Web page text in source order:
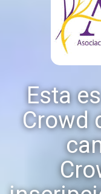
Esta
Crowd